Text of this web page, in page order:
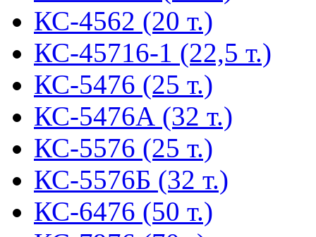
КС-4562 (20 т.)
КС-45716-1 (22,5 т.)
КС-5476 (25 т.)
КС-5476А (32 т.)
КС-5576 (25 т.)
КС-5576Б (32 т.)
КС-6476 (50 т.)